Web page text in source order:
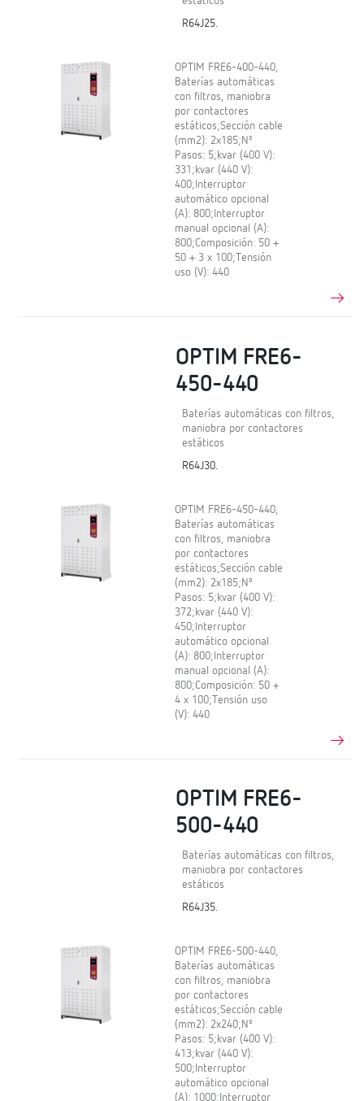
R64J25.
OPTIM FRE6-400-440,
Baterías automáticas
con filtros, maniobra
por contactores
estáticos;Sección cable
(mm2): 2x185;Nº
Pasos: 5;kvar (400 V):
331;kvar (440 V):
400;Interruptor
automático opcional
(A): 800;Interruptor
manual opcional (A):
800;Composición: 50 +
50 + 3 x 100;Tensión
uso (V): 440
OPTIM FRE6-
450-440
Baterías automáticas con filtros,
maniobra por contactores
estáticos
R64J30.
OPTIM FRE6-450-440,
Baterías automáticas
con filtros, maniobra
por contactores
estáticos;Sección cable
(mm2): 2x185;Nº
Pasos: 5;kvar (400 V):
372;kvar (440 V):
450;Interruptor
automático opcional
(A): 800;Interruptor
manual opcional (A):
800;Composición: 50 +
4 x 100;Tensión uso
(V): 440
OPTIM FRE6-
500-440
Baterías automáticas con filtros,
maniobra por contactores
estáticos
R64J35.
OPTIM FRE6-500-440,
Baterías automáticas
con filtros, maniobra
por contactores
estáticos;Sección cable
(mm2): 2x240;Nº
Pasos: 5;kvar (400 V):
413;kvar (440 V):
500;Interruptor
automático opcional
(A): 1000;Interruptor